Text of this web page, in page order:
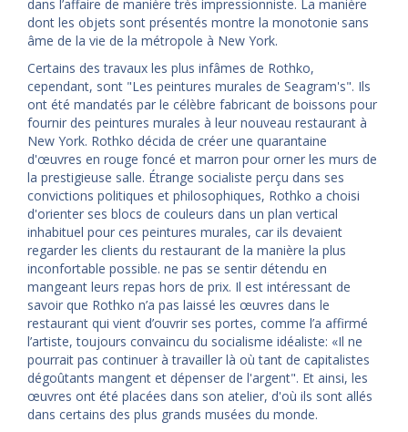
dans l’affaire de manière très impressionniste. La manière
dont les objets sont présentés montre la monotonie sans
âme de la vie de la métropole à New York.
Certains des travaux les plus infâmes de Rothko,
cependant, sont "Les peintures murales de Seagram's". Ils
ont été mandatés par le célèbre fabricant de boissons pour
fournir des peintures murales à leur nouveau restaurant à
New York. Rothko décida de créer une quarantaine
d'œuvres en rouge foncé et marron pour orner les murs de
la prestigieuse salle. Étrange socialiste perçu dans ses
convictions politiques et philosophiques, Rothko a choisi
d'orienter ses blocs de couleurs dans un plan vertical
inhabituel pour ces peintures murales, car ils devaient
regarder les clients du restaurant de la manière la plus
inconfortable possible. ne pas se sentir détendu en
mangeant leurs repas hors de prix. Il est intéressant de
savoir que Rothko n’a pas laissé les œuvres dans le
restaurant qui vient d’ouvrir ses portes, comme l’a affirmé
l’artiste, toujours convaincu du socialisme idéaliste: «Il ne
pourrait pas continuer à travailler là où tant de capitalistes
dégoûtants mangent et dépenser de l'argent". Et ainsi, les
œuvres ont été placées dans son atelier, d'où ils sont allés
dans certains des plus grands musées du monde.